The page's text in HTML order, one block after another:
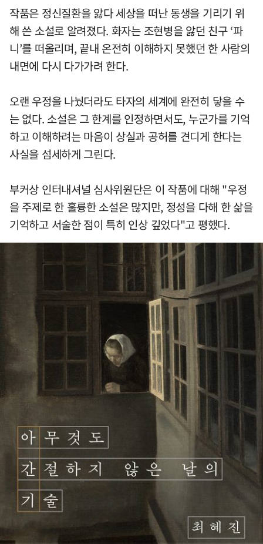
작품은 정신질환을 앓다 세상을 떠난 동생을 기리기 위
해 쓴 소설로 알려졌다. 화자는 조현병을 앓던 친구 ‘파
니’를 떠올리며, 끝내 온전히 이해하지 못했던 한 사람의
내면에 다시 다가가려 한다.
오랜 우정을 나눴더라도 타자의 세계에 완전히 닿을 수
는 없다. 소설은 그 한계를 인정하면서도, 누군가를 기억
하고 이해하려는 마음이 상실과 공허를 견디게 한다는
사실을 섬세하게 그린다.
부커상 인터내셔널 심사위원단은 이 작품에 대해 "우정
을 주제로 한 훌륭한 소설은 많지만, 정성을 다해 한 삶을
기억하고 서술한 점이 특히 인상 깊었다"고 평했다.